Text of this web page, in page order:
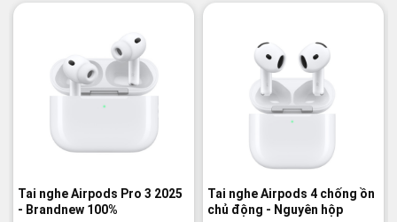
Tai nghe Airpods Pro 3 2025
- Brandnew 100%
Tai nghe Airpods 4 chống ồn
chủ động - Nguyên hộp